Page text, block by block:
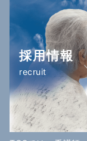
採用情報
recruit